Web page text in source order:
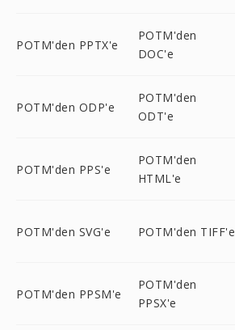
POTM'den PPTX'e
POTM'den
DOC'e
POTM'den ODP'e
POTM'den
ODT'e
POTM'den PPS'e
POTM'den
HTML'e
POTM'den SVG'e POTM'den TIFF'e
POTM'den PPSM'e
POTM'den
PPSX'e